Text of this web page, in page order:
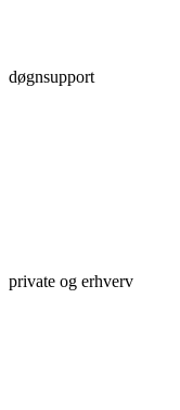
døgnsupport
private og erhverv